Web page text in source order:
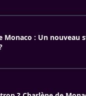
Monaco : Un